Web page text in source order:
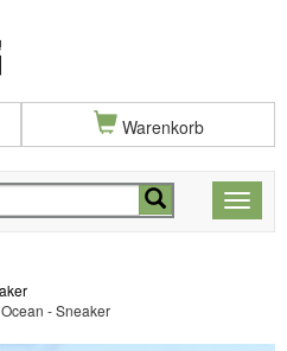
Warenkorb
Toggle
- Sneaker